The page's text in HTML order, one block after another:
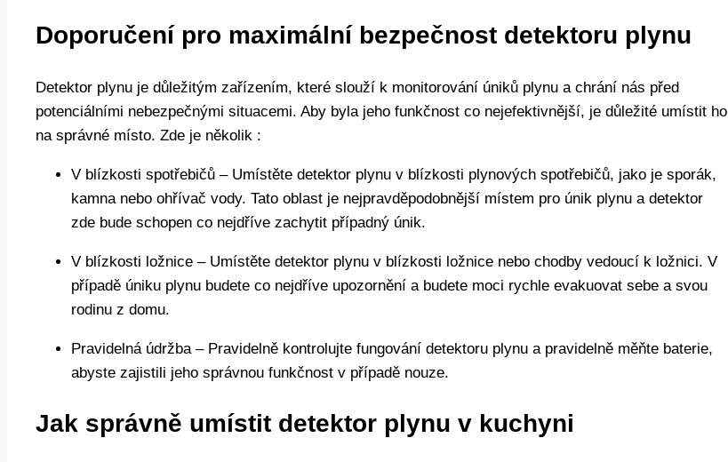
Doporučení pro maximální bezpečnost detektoru plynu
Detektor plynu je důležitým zařízením, které slouží k monitorování úniků plynu a chrání nás před
potenciálními nebezpečnými situacemi. Aby byla jeho funkčnost co nejefektivnější, je důležité umístit ho
na správné místo. Zde je několik :
V blízkosti spotřebičů – Umístěte detektor plynu v blízkosti plynových spotřebičů, jako je sporák,
kamna nebo ohřívač vody. Tato oblast je nejpravděpodobnější místem pro únik plynu a detektor
zde bude schopen co nejdříve zachytit případný únik.
V blízkosti ložnice – Umístěte detektor plynu v blízkosti ložnice nebo chodby vedoucí k ložnici. V
případě úniku plynu budete co nejdříve upozornění a budete moci rychle evakuovat sebe a svou
rodinu z domu.
Pravidelná údržba – Pravidelně kontrolujte fungování detektoru plynu a pravidelně měňte baterie,
abyste zajistili jeho správnou funkčnost v případě nouze.
Jak správně umístit detektor plynu v kuchyni